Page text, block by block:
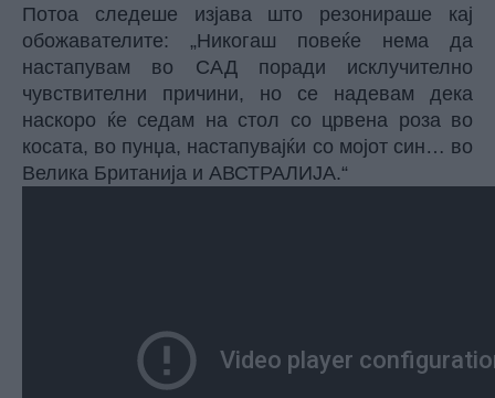
Потоа следеше изјава што резонираше кај
обожавателите: „Никогаш повеќе нема да
настапувам во САД поради исклучително
чувствителни причини, но се надевам дека
наскоро ќе седам на стол со црвена роза во
косата, во пунџа, настапувајќи со мојот син… во
Велика Британија и АВСТРАЛИЈА.“